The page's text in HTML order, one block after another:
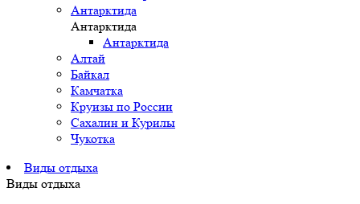
Антарктида
Антарктида
Антарктида
Алтай
Байкал
Камчатка
Круизы по России
Сахалин и Курилы
Чукотка
Виды отдыха
Виды отдыха